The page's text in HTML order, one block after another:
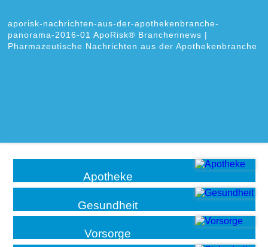
aporisk-nachrichten-aus-der-apothekenbranche-
panorama-2016-01 ApoRisk® Branchennews |
Pharmazeutische Nachrichten aus der Apothekenbranche
Apotheke
Gesundheit
Vorsorge